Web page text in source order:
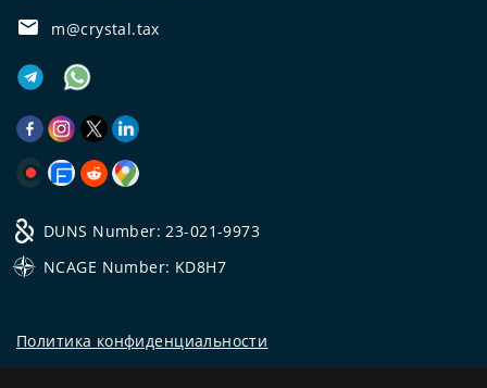
m@crystal.tax
DUNS Number: 23-021-9973
NCAGE Number: KD8H7
Политика конфиденциальности